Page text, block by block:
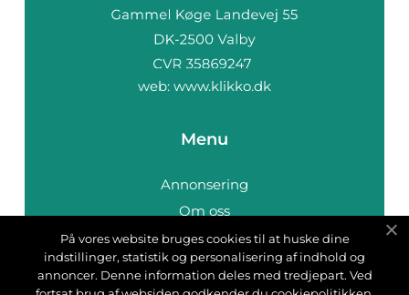
web: www.klikko.dk
Menu
Annonsering
Om oss
Cookies
Kontakta oss
Sitemap
På vores website bruges cookies til at huske dine
indstillinger, statistik og personalisering af indhold og
annoncer. Denne information deles med tredjepart. Ved